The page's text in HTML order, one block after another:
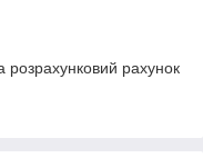
рахунок